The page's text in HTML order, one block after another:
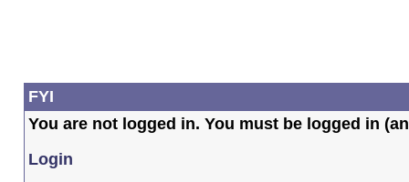
FYI
You are not logged in. You must be logged in
Login